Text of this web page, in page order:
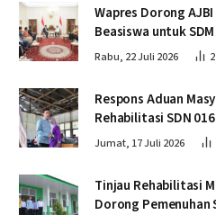
Wapres Dorong
Beasiswa untuk
Rabu, 22 Juli 2026 2
Respons Aduan
Rehabilitasi SDN
Jumat, 17 Juli 2026
Tinjau Rehabilitasi
Dorong Pemenuhan